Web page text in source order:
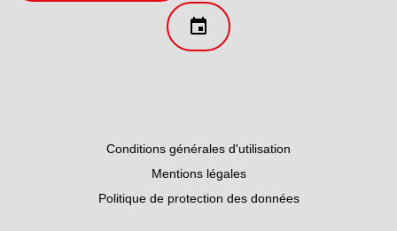
Conditions générales d'utilisation
Mentions légales
Politique de protection des données